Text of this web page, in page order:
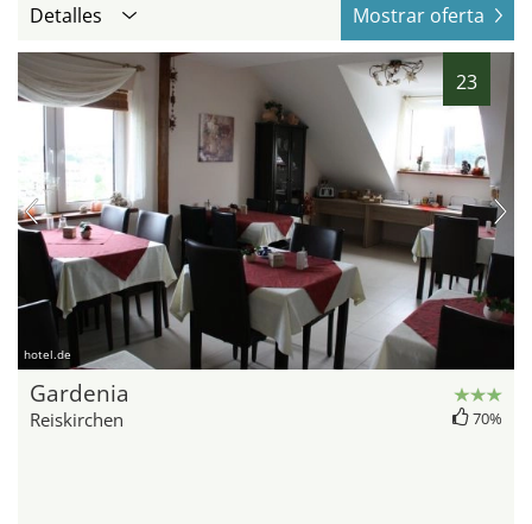
Detalles Mostrar oferta
23
hotel.de
Gardenia
Reiskirchen 70%